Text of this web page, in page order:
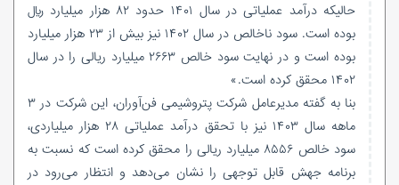
حالیکه درآمد عملیاتی در سال ۱۴۰۱ حدود ۸۲ هزار میلیارد ریال
بوده است. سود ناخالص در سال ۱۴۰۲ نیز بیش از ۲۳ هزار میلیارد
بوده است و در نهایت سود خالص ۲۶۶۳ میلیارد ریالی را در سال
۱۴۰۲ محقق کرده است.»
بنا به گفته مدیرعامل شرکت‌ پتروشیمی فن‌آوران، این شرکت در ۳
ماهه سال ۱۴۰۳ نیز با تحقق درآمد عملیاتی ۲۸ هزار میلیاردی،
سود خالص ۸۵۵۶ میلیارد ریالی را محقق کرده است که نسبت به
برنامه جهش قابل توجهی را نشان می‌دهد و انتظار می‌رود در